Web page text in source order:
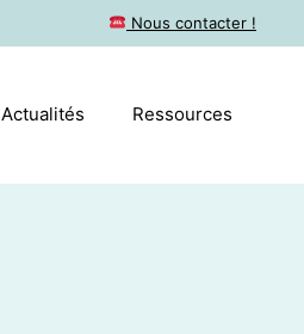
​ Nous contacter !
Actualités Ressources